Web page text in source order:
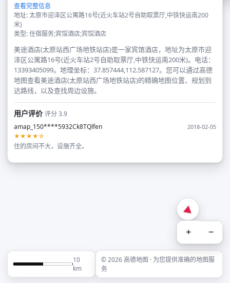
查看完整信息
地址: 太原市迎泽区公寓路16号(近火车站2号自助取票厅,中铁快运南200
米)
类型: 住宿服务;宾馆酒店;宾馆酒店
美途酒店(太原站西广场地铁站店)是一家宾馆酒店，地址为太原市迎
泽区公寓路16号(近火车站2号自助取票厅,中铁快运南200米)。电话：
13393405099。地理坐标：37.857444,112.587127。您可以通过高德
地图查看美途酒店(太原站西广场地铁站店)的精确地图位置、规划到
达路线，以及查找周边设施。
用户评价评分 3.9
amap_150****5932Ck8TQlfen
2018-02-05
★★★★☆
住的房间不大，设施齐全。
+ −
10
km
© 2026 高德地图 · 为您提供准确的地图服
务